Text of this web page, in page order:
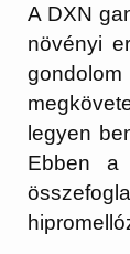
A DXN
növényi
legyen
Ebben a